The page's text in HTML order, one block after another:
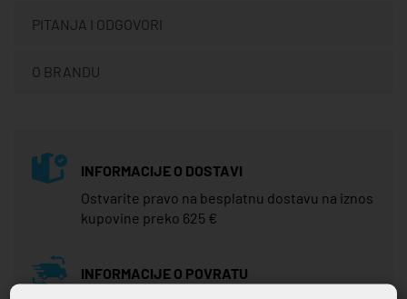
PITANJA I ODGOVORI
O BRANDU
INFORMACIJE O DOSTAVI
Ostvarite pravo na besplatnu dostavu na iznos
kupovine preko 625 €
INFORMACIJE O POVRATU